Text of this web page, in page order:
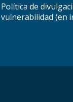
Política de
vulnerabilidad (en